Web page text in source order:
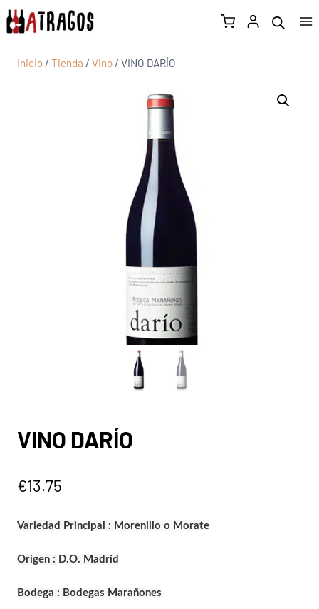
Inicio / Tienda / Vino / VINO DARÍO
VINO DARÍO
€13.75
Variedad Principal : Morenillo o Morate
Origen : D.O. Madrid
Bodega : Bodegas Marañones